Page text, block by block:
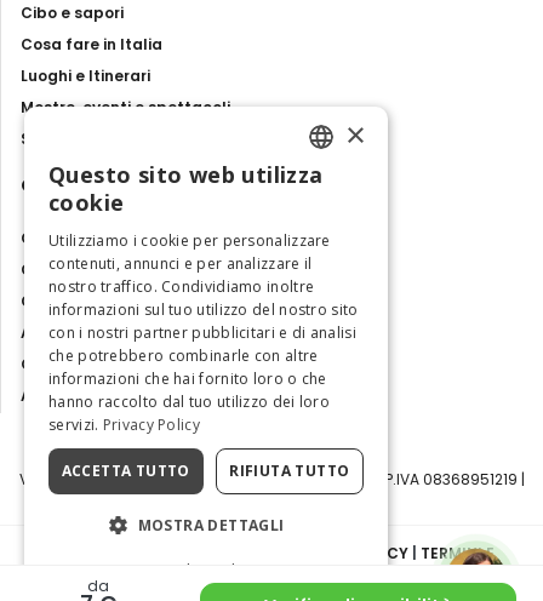
da
Cibo e sapori
Cosa fare in Italia
Luoghi e Itinerari
Mostre, eventi e spettacoli
Storie e tradizioni
Contatti
Chi siamo
Collabora con noi
Contatti
Ambasciatrice dell'Eccellenza
Osservatorio Turismo
Area Riservata
Visit Italy Srl | Via Filippo Argelati, 10, 20143 Milano | P.IVA 08368951219 |
Capitale Sociale 50.000€
COOKIE POLICY| TERMINI E
CONDIZIONI
ENGLISH
ITALIAN
×
Questo sito web utilizza
cookie
Utilizziamo i cookie per personalizzare
contenuti, annunci e per analizzare il
nostro traffico. Condividiamo inoltre
informazioni sul tuo utilizzo del nostro sito
con i nostri partner pubblicitari e di analisi
che potrebbero combinarle con altre
informazioni che hai fornito loro o che
hanno raccolto dal tuo utilizzo dei loro
servizi. Privacy Policy
ACCETTA TUTTO RIFIUTA TUTTO
MOSTRA DETTAGLI
Cookie Policy